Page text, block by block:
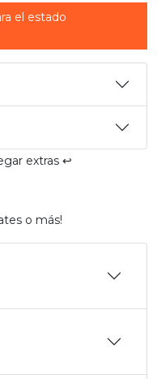
el estado
extras ↩️
o más!